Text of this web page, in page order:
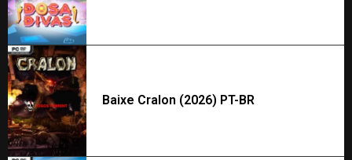
Baixe Cralon (2026) PT-BR